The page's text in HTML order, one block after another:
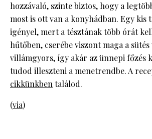
hozzávaló, szinte biztos, hogy a
most is ott van a konyhádban. Egy kis
igényel, mert a tésztának több órát
hűtőben, cserébe viszont maga a sütés
villámgyors, így akár az ünnepi főzés
tudod illeszteni a menetrendbe. A
cikkünkbentalálod.
(via)